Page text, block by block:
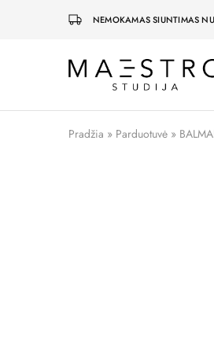
NEMOKAMAS SIUNTIMAS
Maestro
Pradžia » Parduotuvė »